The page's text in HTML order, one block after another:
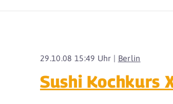
29.10.08 15:49 Uhr | Berlin
Sushi Kochkurs